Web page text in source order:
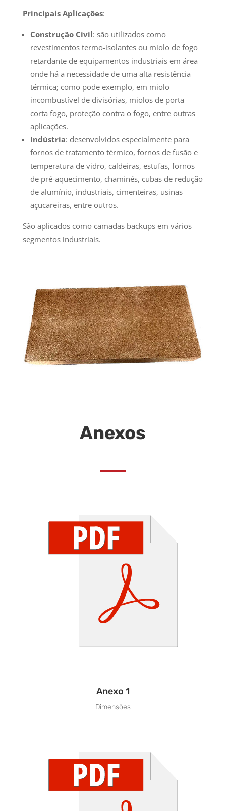
Principais Aplicações:
Construção Civil: são utilizados como
revestimentos termo-isolantes ou miolo de fogo
retardante de equipamentos industriais em área
onde há a necessidade de uma alta resistência
térmica; como pode exemplo, em miolo
incombustível de divisórias, miolos de porta
corta fogo, proteção contra o fogo, entre outras
aplicações.
Indústria: desenvolvidos especialmente para
fornos de tratamento térmico, fornos de fusão e
temperatura de vidro, caldeiras, estufas, fornos
de pré-aquecimento, chaminés, cubas de redução
de alumínio, industriais, cimenteiras, usinas
açucareiras, entre outros.
São aplicados como camadas backups em vários
segmentos industriais.
Anexos
Anexo 1
Dimensões